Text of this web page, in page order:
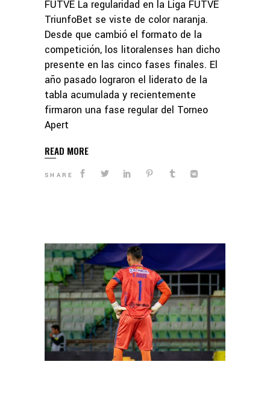
FUTVE La regularidad en la Liga FUTVE
TriunfoBet se viste de color naranja.
Desde que cambió el formato de la
competición, los litoralenses han dicho
presente en las cinco fases finales. El
año pasado lograron el liderato de la
tabla acumulada y recientemente
firmaron una fase regular del Torneo
Apert
READ MORE
SHARE